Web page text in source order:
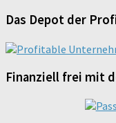
Das Depot der
Finanziell frei mit